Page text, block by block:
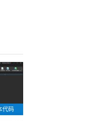
Text Editor Pro(文本代码编辑器) v35.5.0 中文绿色版